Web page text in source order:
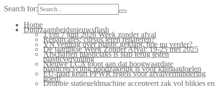
Search for:
Home
Duurzaamheidsnieuwsflash
1 t/m 7 juni 2026 Week zonder afval
Repaircafés: cursus leren repareren?
VN verdrag over plastic geklapt, hoe nu verder?
De jaarlijkse Week Zonder Afval: 19-25 mei 2025
Afschaffen plastictaks is stap terug tegen
plasticvervuiling
Nieuwe LCA toont aan dat hoogwaardige
plasticrecycling noodzakelijk is voor klimaatdoelen
EU-raad keurt PPWR regels voor afvalvermindering
goed!
Droppie statiegeldmachine accepteert zak vol blikjes en